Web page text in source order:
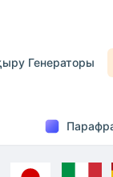
Генераторы